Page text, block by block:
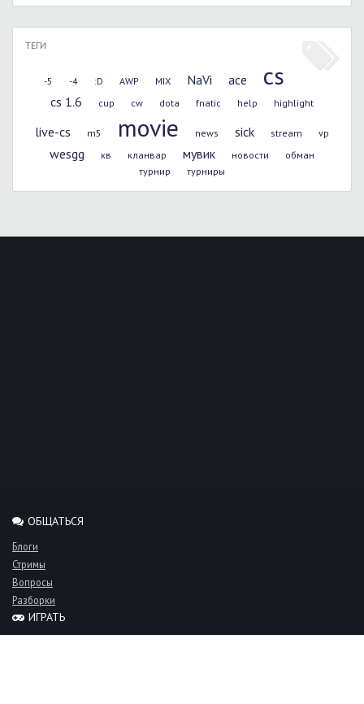
ТЕГИ
-5 -4 :D AWP MIX NaVi ace cs
cs 1.6 cup cw dota fnatic help highlight
live-cs m5 movie news sick stream vp
wesgg кв кланвар мувик новости
обман
турнир
турниры
ОБЩАТЬСЯ
Блоги
Стримы
Вопросы
Разборки
ИГРАТЬ